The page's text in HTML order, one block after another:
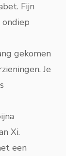
Fijn
gekomen
Je
Xi.
een